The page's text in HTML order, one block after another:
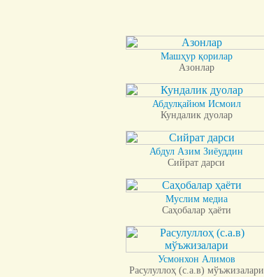
Машҳур қорилар
Азонлар
Абдулқайюм Исмоил
Кундалик дуолар
Абдул Азим Зиёуддин
Сийрат дарси
Муслим медиа
Саҳобалар ҳаёти
Усмонхон Алимов
Расулуллоҳ (с.а.в) мўъжизалари